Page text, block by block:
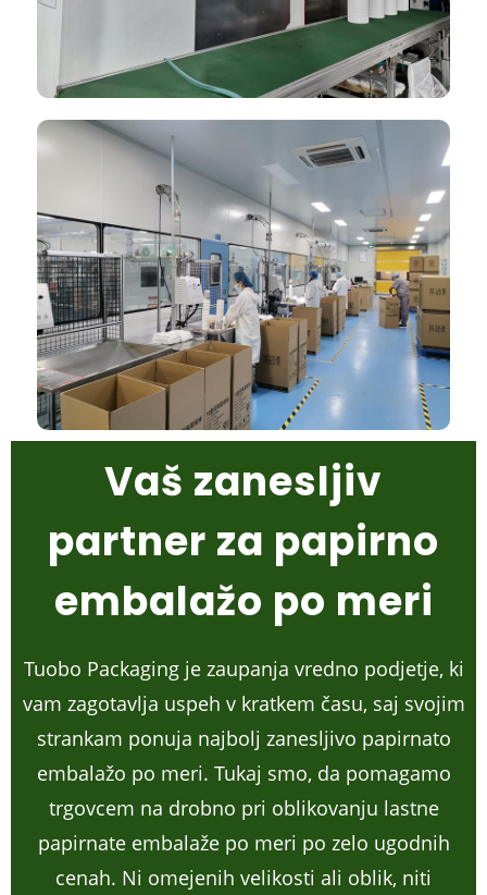
Vaš zanesljiv
partner za papirno
embalažo po meri
Tuobo Packaging je zaupanja vredno podjetje, ki
vam zagotavlja uspeh v kratkem času, saj svojim
strankam ponuja najbolj zanesljivo papirnato
embalažo po meri. Tukaj smo, da pomagamo
trgovcem na drobno pri oblikovanju lastne
papirnate embalaže po meri po zelo ugodnih
cenah. Ni omejenih velikosti ali oblik, niti